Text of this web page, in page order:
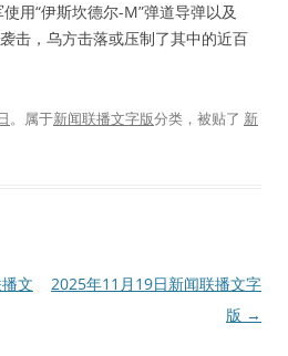
用“伊斯坎德尔-M”弹道导弹以及
击，乌方击落或压制了其中的近百
。属于新闻联播文字版分类，被贴了 新
文
2025年11月19日新闻联播文字
版 →